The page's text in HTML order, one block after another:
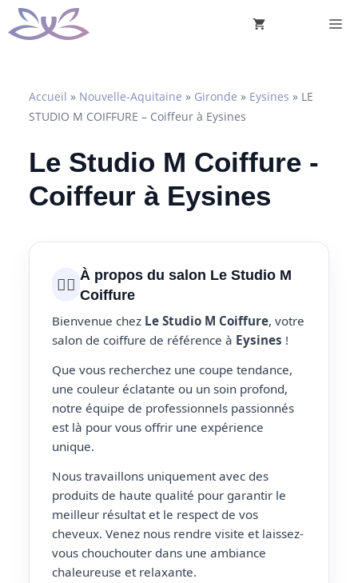
Aller
au
Accueil » Nouvelle-Aquitaine » Gironde » Eysines » LE
STUDIO M COIFFURE – Coiffeur à Eysines
Le Studio M Coiffure -
Coiffeur à Eysines
💇‍♀️ À propos du salon Le Studio M
Coiffure
Bienvenue chez Le Studio M Coiffure, votre
salon de coiffure de référence à Eysines !
Que vous recherchez une coupe tendance,
une couleur éclatante ou un soin profond,
notre équipe de professionnels passionnés
est là pour vous offrir une expérience
unique.
Nous travaillons uniquement avec des
produits de haute qualité pour garantir le
meilleur résultat et le respect de vos
cheveux. Venez nous rendre visite et laissez-
vous chouchouter dans une ambiance
chaleureuse et relaxante.